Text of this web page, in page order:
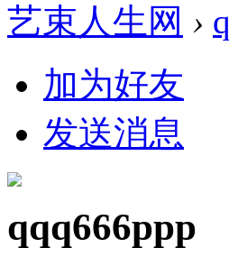
艺束人生网 ›
加为好友
发送消息
qqq666ppp